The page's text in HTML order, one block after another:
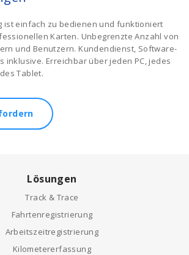
ist einfach zu bedienen und funktioniert
Karten. Unbegrenzte Anzahl von
und Benutzern. Kundendienst, Software-
inklusive. Erreichbar über jeden PC, jedes
Tablet.
Lösungen
Track & Trace
Fahrtenregistrierung
Arbeitszeitregistrierung
Kilometererfassung